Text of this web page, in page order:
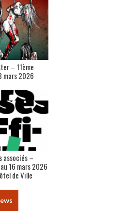
– 11ème
mars 2026
associés –
16 mars 2026
de Ville